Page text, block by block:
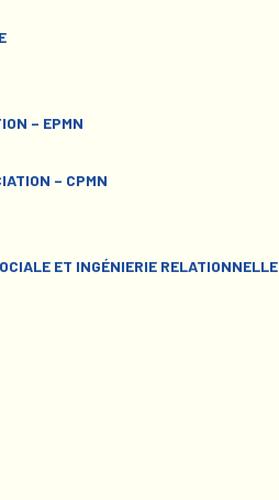
– EPMN
– CPMN
ET INGÉNIERIE RELATIONNELLE